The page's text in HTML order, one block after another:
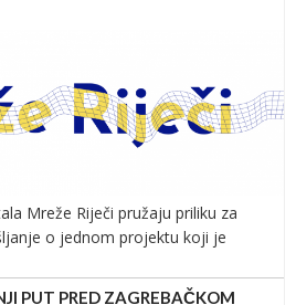
Mreže Riječi pružaju priliku za
o jednom projektu koji je
PUT PRED ZAGREBAČKOM